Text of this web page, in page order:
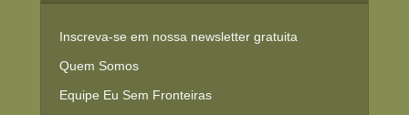
Inscreva-se em nossa newsletter gratuita
Quem Somos
Equipe Eu Sem Fronteiras